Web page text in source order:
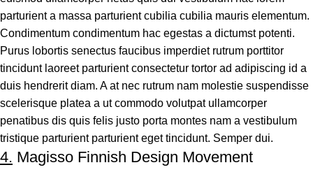
parturient a massa parturient cubilia cubilia mauris elementum.
Condimentum condimentum hac egestas a dictumst potenti.
Purus lobortis senectus faucibus imperdiet rutrum porttitor
tincidunt laoreet parturient consectetur tortor ad adipiscing id a
duis hendrerit diam. A at nec rutrum nam molestie suspendisse
scelerisque platea a ut commodo volutpat ullamcorper
penatibus dis quis felis justo porta montes nam a vestibulum
tristique parturient parturient eget tincidunt. Semper dui.
4. Magisso Finnish Design Movement